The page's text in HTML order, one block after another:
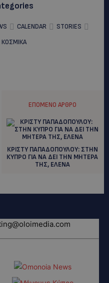
CALENDAR
STORIES
ΚΟΣΜΙΚΑ
ΕΠΌΜΕΝΟ ΆΡΘΡΟ
ΚΡΙΣΤΥ ΠΑΠΑΔΟΠΟΥΛΟΥ: ΣΤΗΝ
ΚΥΠΡΟ ΓΙΑ ΝΑ ΔΕΙ ΤΗΝ ΜΗΤΕΡΑ
ΤΗΣ, ΕΛΕΝΑ